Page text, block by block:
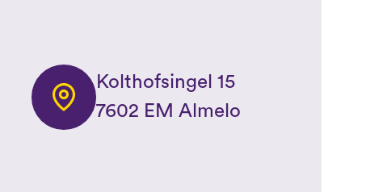
Kolthofsingel 15
7602 EM Almelo